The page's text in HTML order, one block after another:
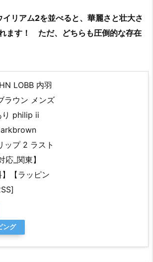
リアム2を並べると、華麗さと壮大さ
ます！ ただ、どちらも圧倒的な存在
LOBB 内羽
ラウン メンズ
り philip ii
ップ 2 ラスト
_関東】
】【ラッピン
ング